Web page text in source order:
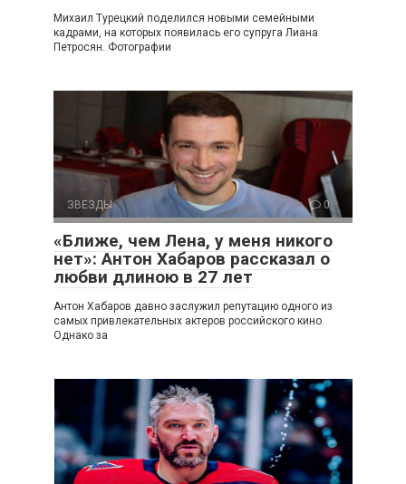
Михаил Турецкий поделился новыми семейными
кадрами, на которых появилась его супруга Лиана
Петросян. Фотографии
ЗВЕЗДЫ 0
«Ближе, чем Лена, у меня никого
нет»: Антон Хабаров рассказал о
любви длиною в 27 лет
Антон Хабаров давно заслужил репутацию одного из
самых привлекательных актеров российского кино.
Однако за